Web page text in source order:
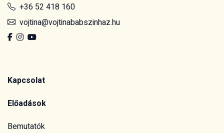
+36 52 418 160
vojtina@vojtinababszinhaz.hu
Kapcsolat
Előadások
Bemutatók